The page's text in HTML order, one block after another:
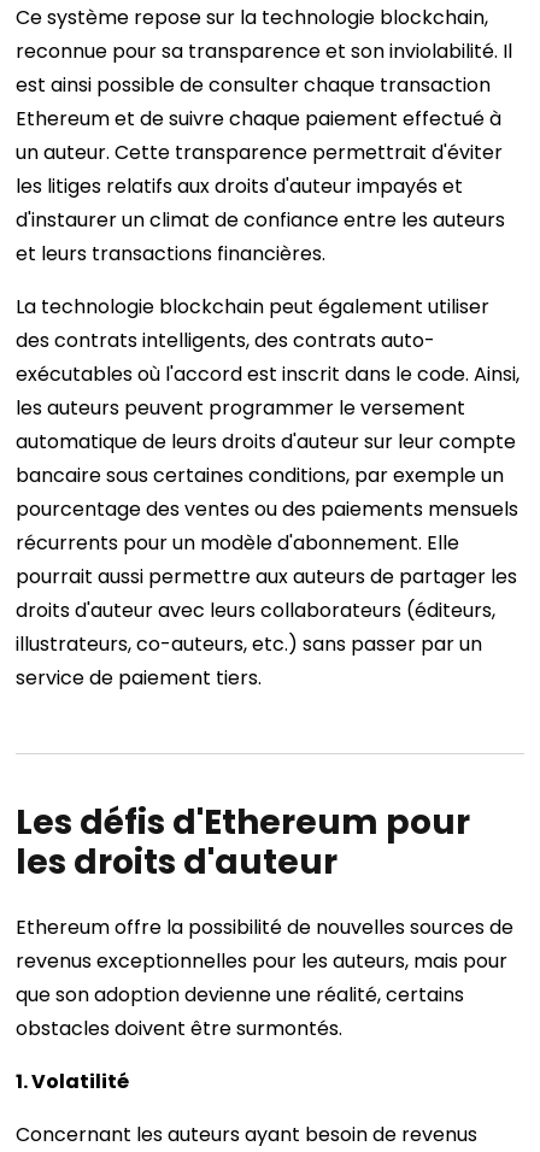
Ce système repose sur la technologie blockchain,
reconnue pour sa transparence et son inviolabilité. Il
est ainsi possible de consulter chaque transaction
Ethereum et de suivre chaque paiement effectué à
un auteur. Cette transparence permettrait d'éviter
les litiges relatifs aux droits d'auteur impayés et
d'instaurer un climat de confiance entre les auteurs
et leurs transactions financières.
La technologie blockchain peut également utiliser
des contrats intelligents, des contrats auto-
exécutables où l'accord est inscrit dans le code. Ainsi,
les auteurs peuvent programmer le versement
automatique de leurs droits d'auteur sur leur compte
bancaire sous certaines conditions, par exemple un
pourcentage des ventes ou des paiements mensuels
récurrents pour un modèle d'abonnement. Elle
pourrait aussi permettre aux auteurs de partager les
droits d'auteur avec leurs collaborateurs (éditeurs,
illustrateurs, co-auteurs, etc.) sans passer par un
service de paiement tiers.
Les défis d'Ethereum pour
les droits d'auteur
Ethereum offre la possibilité de nouvelles sources de
revenus exceptionnelles pour les auteurs, mais pour
que son adoption devienne une réalité, certains
obstacles doivent être surmontés.
1. Volatilité
Concernant les auteurs ayant besoin de revenus